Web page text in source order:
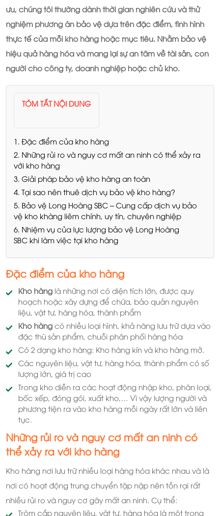
ưu, chúng tôi thường dành thời gian nghiên cứu và thử
nghiệm phương án bảo vệ dựa trên đặc điểm, tình hình
thực tế của mỗi kho hàng hoặc mục tiêu. Nhằm bảo vệ
hiệu quả hàng hóa và mang lại sự an tâm về tài sản, con
người cho công ty, doanh nghiệp hoặc chủ kho.
TÓM TẮT NỘI DUNG
1. Đặc điểm của kho hàng
2. Những rủi ro và nguy cơ mất an ninh có thể xảy ra
với kho hàng
3. Giải pháp bảo vệ kho hàng an toàn
4. Tại sao nên thuê dịch vụ bảo vệ kho hàng?
5. Bảo vệ Long Hoàng SBC – Cung cấp dịch vụ bảo
vệ kho khàng liêm chính, uy tín, chuyên nghiệp
6. Nhiệm vụ của lực lượng bảo vệ Long Hoàng
SBC khi làm việc tại kho hàng
Đặc điểm của kho hàng
Kho hàng là những nơi có diện tích lớn, được quy
hoạch hoặc xây dựng để chứa, bảo quản nguyên
liệu, vật tư, hàng hóa, thành phẩm
Kho hàng có nhiều loại hình, khả năng lưu trữ dựa vào
đặc thù sản phẩm, chuỗi phân phối hàng hóa
Có 2 dạng kho hàng: Kho hàng kín và kho hàng mở.
Các nguyên liệu, vật tư, hàng hóa, thành phẩm có số
lượng lớn, giá trị cao
Trong kho diễn ra các hoạt động nhập kho, phân loại,
bốc xếp, đóng gói, xuất kho,… Vì vậy lượng người và
phương tiện ra vào kho hàng mỗi ngày rất lớn và liên
tục.
Những rủi ro và nguy cơ mất an ninh có
thể xảy ra với kho hàng
Kho hàng nơi lưu trữ nhiều loại hàng hóa khác nhau và là
nơi có hoạt động trung chuyển tập nập nên tồn rại rất
nhiều rủi ro và nguy cơ gây mất an ninh. Cụ thể:
Trộm cắp nguyên liệu, vật tư, hàng hóa là một trong